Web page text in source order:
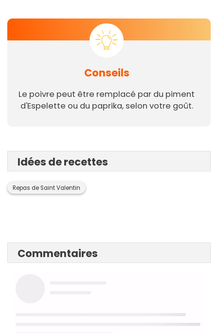
Conseils
Le poivre peut être remplacé par du piment
d'Espelette ou du paprika, selon votre goût.
Idées de recettes
Repas de Saint Valentin
Commentaires